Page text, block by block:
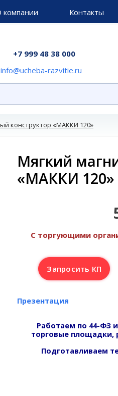
компании Контакты
+7 999 48 38 000
info@ucheba-razvitie.ru
конструктор «МАККИ 120»
Мягкий
«МАККИ 120»
С торгующими
Запросить КП
Презентация
Работаем по 44-ФЗ
торговые площадки,
Подготавливаем